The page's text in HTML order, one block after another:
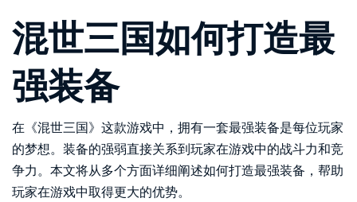
混世三国如何打造最
强装备
在《混世三国》这款游戏中，拥有一套最强装备是每位玩家
的梦想。装备的强弱直接关系到玩家在游戏中的战斗力和竞
争力。本文将从多个方面详细阐述如何打造最强装备，帮助
玩家在游戏中取得更大的优势。